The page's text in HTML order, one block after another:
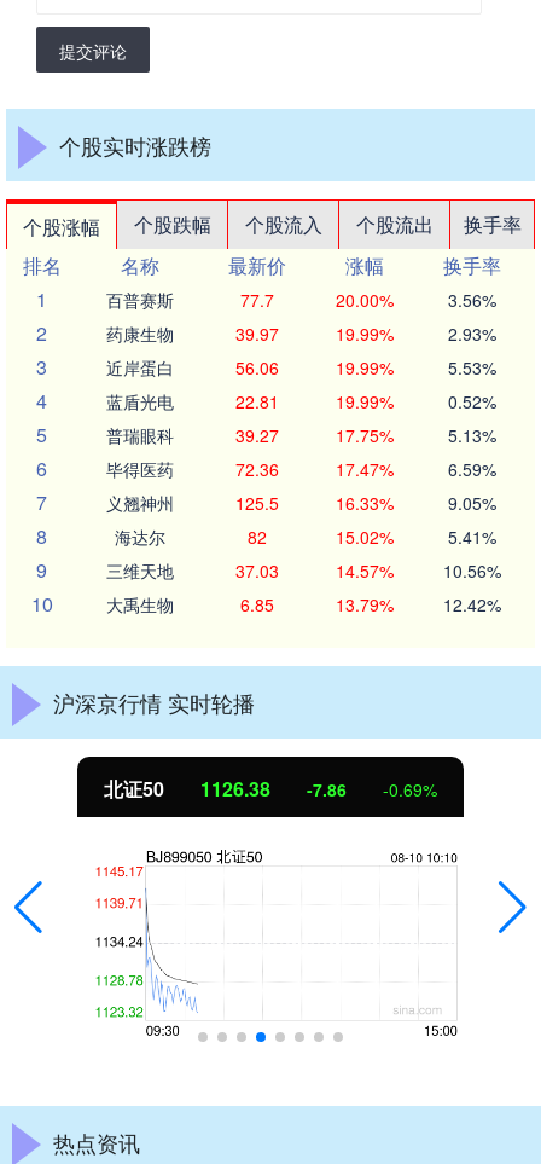
提交评论
个股实时涨跌榜
个股涨幅 个股跌幅 个股流入 个股流出
换手率
排名
名称 最新价 涨幅
换手率
1
百普赛斯 77.7 20.00% 3.56%
2 药康生物 39.97 19.99% 2.93%
3 近岸蛋白 56.06 19.99% 5.53%
4 蓝盾光电 22.81 19.99% 0.52%
5 普瑞眼科 39.27 17.75% 5.13%
6 毕得医药 72.36 17.47% 6.59%
7 义翘神州 125.5 16.33% 9.05%
8 海达尔 82 15.02% 5.41%
9 三维天地 37.03 14.57% 10.56%
10 大禹生物 6.85 13.79% 12.42%
沪深京行情 实时轮播
北证50 1126.30 -7.95 -0.70%
热点资讯